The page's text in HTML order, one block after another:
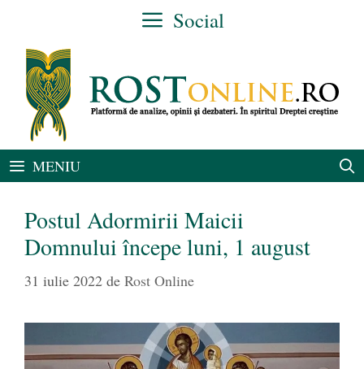
conținut
Social
MENIU
Postul Adormirii Maicii
Domnului începe luni, 1 august
31 iulie 2022 de Rost Online